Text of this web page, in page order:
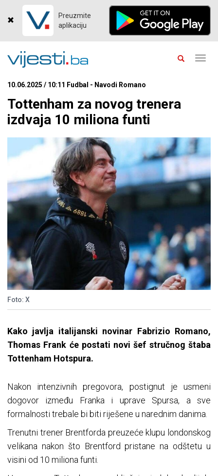
Preuzmite
aplikaciju
10.06.2025 / 10:11 Fudbal - Navodi Romano
Tottenham za novog trenera
izdvaja 10 miliona funti
Foto: X
Kako javlja italijanski novinar Fabrizio Romano,
Thomas Frank će postati novi šef stručnog štaba
Tottenham Hotspura.
Nakon intenzivnih pregovora, postignut je usmeni
dogovor između Franka i uprave Spursa, a sve
formalnosti trebale bi biti riješene u narednim danima.
Trenutni trener Brentforda preuzeće klupu londonskog
velikana nakon što Brentford pristane na odštetu u
visini od 10 miliona funti.